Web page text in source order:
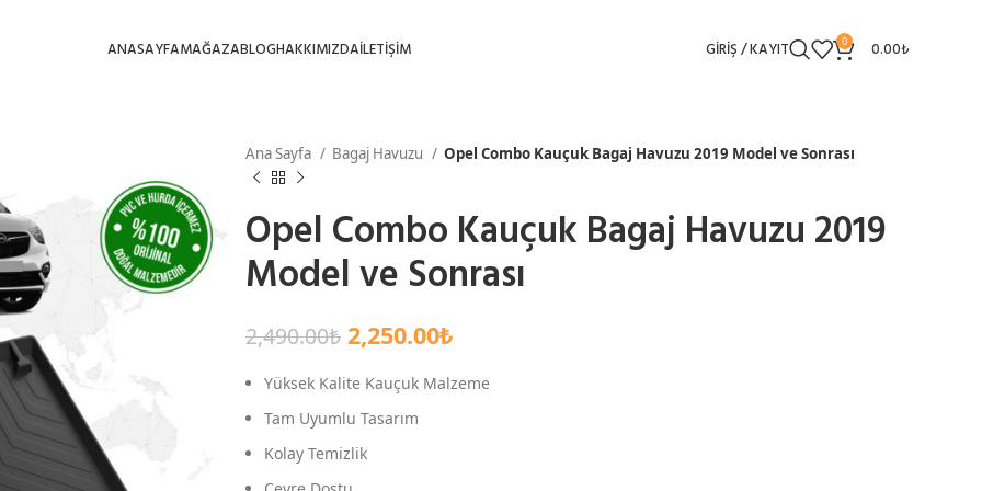
ANASAYFAMAĞAZABLOGHAKKIMIZDAİLETİŞİM GIRIŞ / KAYIT 0 0.00₺
Ana Sayfa Bagaj Havuzu Opel Combo Kauçuk Bagaj Havuzu 2019 Model ve Sonrası
Opel Combo Kauçuk Bagaj Havuzu 2019
Model ve Sonrası
2,490.00₺ 2,250.00₺
Yüksek Kalite Kauçuk Malzeme
Tam Uyumlu Tasarım
Kolay Temizlik